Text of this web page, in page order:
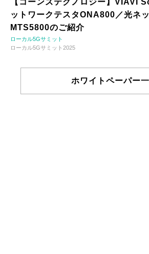
【コーンズテクノロジー】
ットワークテスタONA800／光ネ
MTS5800のご紹介
ローカル5Gサミット
ローカル5Gサミット2025
ホワイトペーパー